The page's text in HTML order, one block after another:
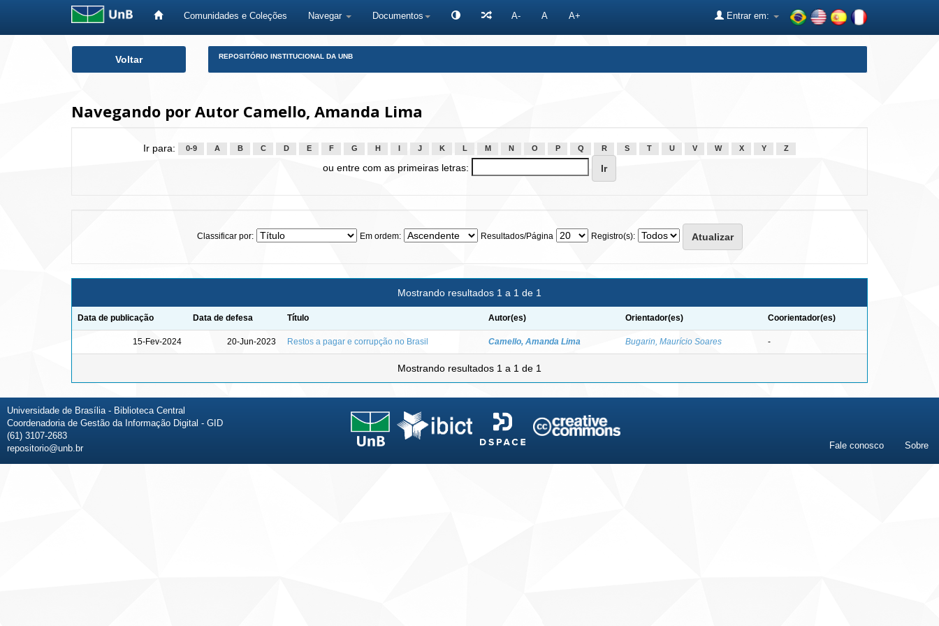
Comunidades e Coleções Navegar Documentos A- A A+ Entrar em:
Voltar REPOSITÓRIO INSTITUCIONAL DA UNB
Navegando por Autor Camello, Amanda Lima
Ir para: 0-9 A B C D E F G H J K L M N O P Q R S T U V W X Y Z
ou entre com as primeiras letras:
Classificar por: Em ordem: Resultados/Página Registro(s):
Mostrando resultados 1 a 1 de 1
Data de publicação Data de defesa Título Autor(es) Orientador(es) Coorientador(es)
15-Fev-2024 20-Jun-2023 Restos a pagar e corrupção no Brasil Camello, Amanda Lima Bugarin, Maurício Soares -
Mostrando resultados 1 a 1 de 1
Universidade de Brasília - Biblioteca Central
Coordenadoria de Gestão da Informação Digital - GID
(61) 3107-2683
repositorio@unb.br
Fale conosco Sobre